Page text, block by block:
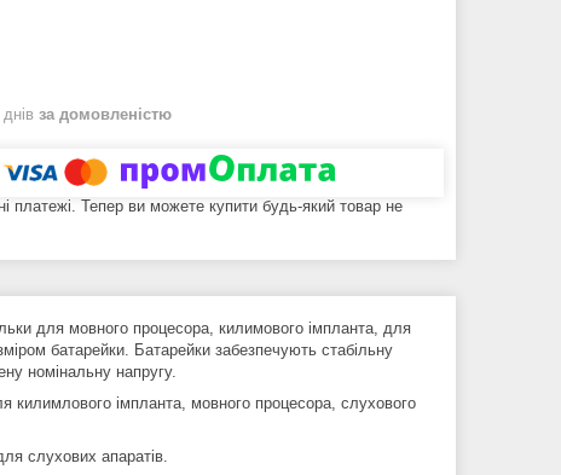
за домовленістю
платежі. Тепер ви можете купити будь-який товар не
для мовного процесора, килимового імпланта, для
батарейки. Батарейки забезпечують стабільну
номінальну напругу.
килимлового імпланта, мовного процесора, слухового
слухових апаратів.